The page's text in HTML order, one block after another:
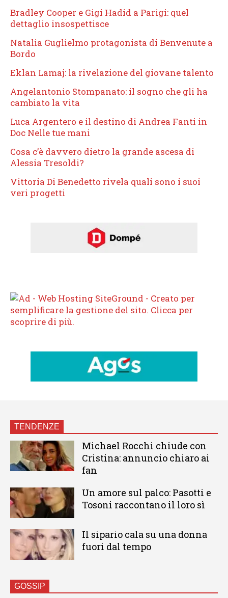
Bradley Cooper e Gigi Hadid a Parigi: quel
dettaglio insospettisce
Natalia Guglielmo protagonista di Benvenute a
Bordo
Eklan Lamaj: la rivelazione del giovane talento
Angelantonio Stompanato: il sogno che gli ha
cambiato la vita
Luca Argentero e il destino di Andrea Fanti in
Doc Nelle tue mani
Cosa c’è davvero dietro la grande ascesa di
Alessia Tresoldi?
Vittoria Di Benedetto rivela quali sono i suoi
veri progetti
TENDENZE
Michael Rocchi chiude con
Cristina: annuncio chiaro ai
fan
Un amore sul palco: Pasotti e
Tosoni raccontano il loro sì
Il sipario cala su una donna
fuori dal tempo
GOSSIP